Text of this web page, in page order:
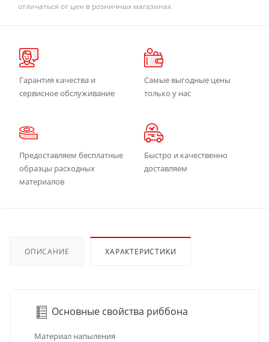
отличаться от цен в розничных магазинах
Гарантия качества и
сервисное обслуживание
Самые выгодные цены
только у нас
Предоставляем бесплатные
образцы расходных
материалов
Быстро и качественно
доставляем
ОПИСАНИЕ ХАРАКТЕРИСТИКИ
Основные свойства риббона
Материал напыления